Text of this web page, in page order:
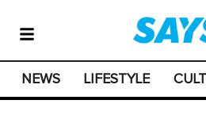
NEWS LIFESTYLE